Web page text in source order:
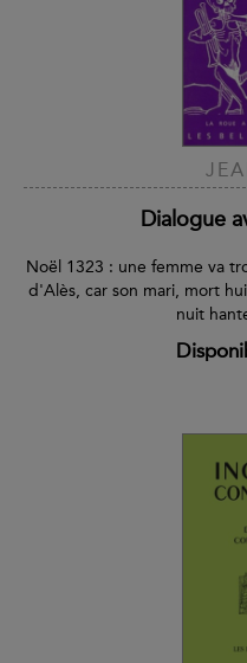
Dialogue
Noël 1323 : une femme va
d'Alès, car son mari, mort
nuit